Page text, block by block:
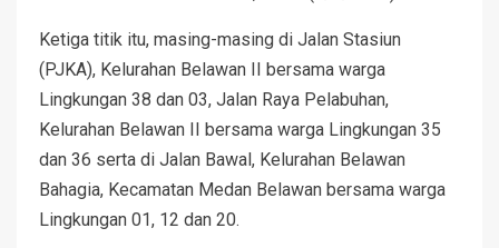
Ketiga titik itu, masing-masing di Jalan Stasiun
(PJKA), Kelurahan Belawan II bersama warga
Lingkungan 38 dan 03, Jalan Raya Pelabuhan,
Kelurahan Belawan II bersama warga Lingkungan 35
dan 36 serta di Jalan Bawal, Kelurahan Belawan
Bahagia, Kecamatan Medan Belawan bersama warga
Lingkungan 01, 12 dan 20.